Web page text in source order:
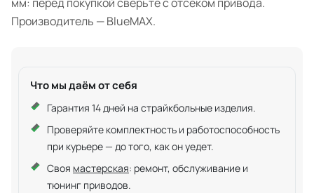
мм: перед покупкой сверьте с отсеком привода.
Производитель — BlueMAX.
Что мы даём от себя
Гарантия 14 дней на страйкбольные изделия.
Проверяйте комплектность и работоспособность
при курьере — до того, как он уедет.
Своя мастерская: ремонт, обслуживание и
тюнинг приводов.